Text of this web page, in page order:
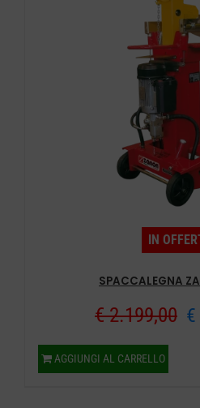
IN
SPACCALEGNA
€2.199,00 Il
€
AGGIUNGI AL CARRELLO